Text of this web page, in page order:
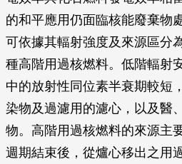
的和平應用仍面臨核能廢棄物
可依據其輻射強度及來源區分
種高階用過核燃料。低階輻射
中的放射性同位素半衰期較短
染物及過濾用的濾心，以及醫
物。高階用過核燃料的來源主
週期結束後，從爐心移出之用